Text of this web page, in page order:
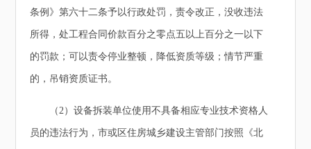
条例》第六十二条予以行政处罚，责令改正，没收违法
所得，处工程合同价款百分之零点五以上百分之一以下
的罚款；可以责令停业整顿，降低资质等级；情节严重
的，吊销资质证书。
（2）设备拆装单位使用不具备相应专业技术资格人
员的违法行为，市或区住房城乡建设主管部门按照《北